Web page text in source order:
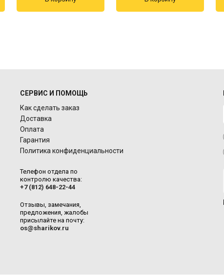
СЕРВИС И ПОМОЩЬ
Как сделать заказ
Доставка
Оплата
Гарантия
Политика конфиденциальности
Телефон отдела по
контролю качества:
+7 (812) 648-22-44
Отзывы, замечания,
предложения, жалобы
присылайте на почту:
os@sharikov.ru